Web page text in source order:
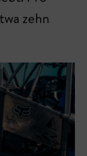
zehn